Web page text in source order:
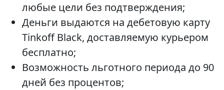
любые цели без подтверждения;
Деньги выдаются на дебетовую карту
Tinkoff Black, доставляемую курьером
бесплатно;
Возможность льготного периода до 90
дней без процентов;